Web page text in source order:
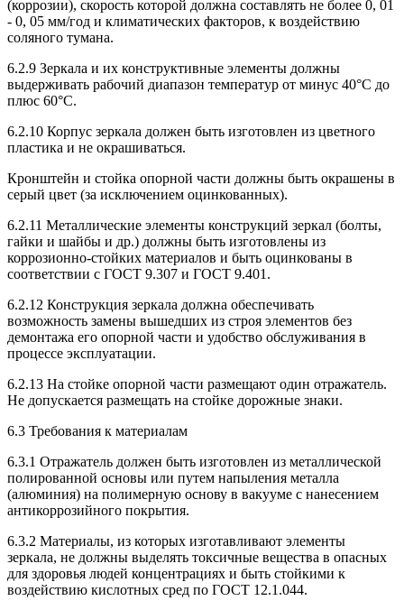
(коррозии), скорость которой должна составлять не более 0, 01
- 0, 05 мм/год и климатических факторов, к воздействию
соляного тумана.
6.2.9 Зеркала и их конструктивные элементы должны
выдерживать рабочий диапазон температур от минус 40°С до
плюс 60°С.
6.2.10 Корпус зеркала должен быть изготовлен из цветного
пластика и не окрашиваться.
Кронштейн и стойка опорной части должны быть окрашены в
серый цвет (за исключением оцинкованных).
6.2.11 Металлические элементы конструкций зеркал (болты,
гайки и шайбы и др.) должны быть изготовлены из
коррозионно-стойких материалов и быть оцинкованы в
соответствии с ГОСТ 9.307 и ГОСТ 9.401.
6.2.12 Конструкция зеркала должна обеспечивать
возможность замены вышедших из строя элементов без
демонтажа его опорной части и удобство обслуживания в
процессе эксплуатации.
6.2.13 На стойке опорной части размещают один отражатель.
Не допускается размещать на стойке дорожные знаки.
6.3 Требования к материалам
6.3.1 Отражатель должен быть изготовлен из металлической
полированной основы или путем напыления металла
(алюминия) на полимерную основу в вакууме с нанесением
антикоррозийного покрытия.
6.3.2 Материалы, из которых изготавливают элементы
зеркала, не должны выделять токсичные вещества в опасных
для здоровья людей концентрациях и быть стойкими к
воздействию кислотных сред по ГОСТ 12.1.044.